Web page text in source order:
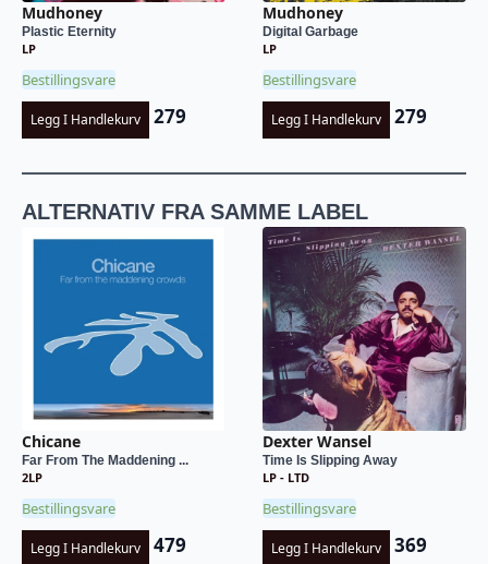
Mudhoney
Plastic Eternity
LP
Bestillingsvare
Legg I Handlekurv 279
Mudhoney
Digital Garbage
LP
Bestillingsvare
Legg I Handlekurv 279
ALTERNATIV FRA SAMME LABEL
Chicane
Far From The Maddening ...
2LP
Bestillingsvare
Legg I Handlekurv 479
Dexter Wansel
Time Is Slipping Away
LP - LTD
Bestillingsvare
Legg I Handlekurv 369